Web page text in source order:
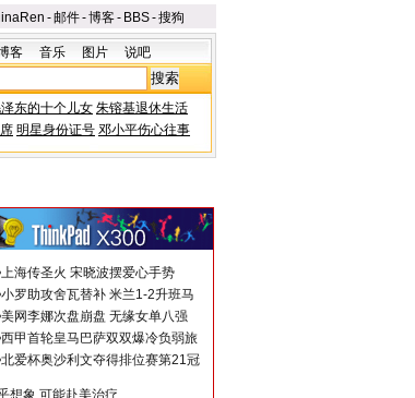
-邮件-博客- BBS-搜狗
客 音乐 图片 说吧
东的十个儿女 朱镕基退休生活
明星身份证号 邓小平伤心往事
上海传圣火 宋晓波摆爱心手势
小罗助攻舍瓦替补 米兰1-2升班马
美网李娜次盘崩盘 无缘女单八强
西甲首轮皇马巴萨双双爆冷负弱旅
北爱杯奥沙利文夺得排位赛第21冠
想象 可能赴美治疗